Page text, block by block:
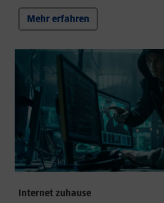
Mehr erfahren
Internet zuhause